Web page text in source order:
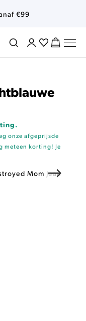
€99
onze afgeprijsde
meteen korting! Je